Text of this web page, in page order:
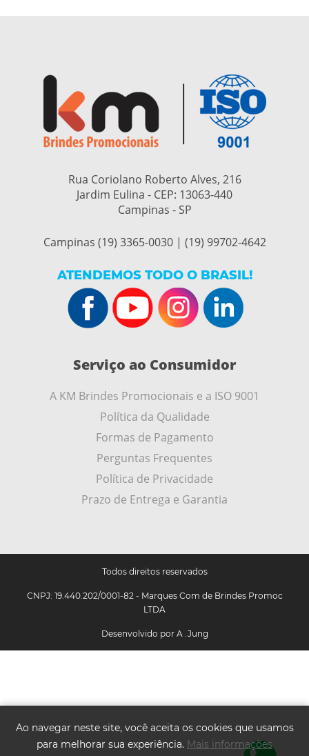
Ao navegar neste site, você aceita os cookies que usamos
para melhorar sua experiência. Mais informações
Rua Coriolano Roberto Alves, 216
Jardim Eulina - CEP: 13063-440
Campinas - SP
Campinas (19) 3365-0030 | (19) 99702-4642
ATENDEMOS TODO O BRASIL!
Serviço ao Consumidor
A KM Brindes Promocionais e a ISO 9001
Política da Qualidade
Formas de Pagamento
Perguntas Frequentes
Política de Privacidade
Prazo de Entrega e Garantia
Todos direitos reservados
CNPJ: 19.440.202/0001-82 - Marques Com de Brindes Promoc
LTDA
Desenvolvido por A .Jung